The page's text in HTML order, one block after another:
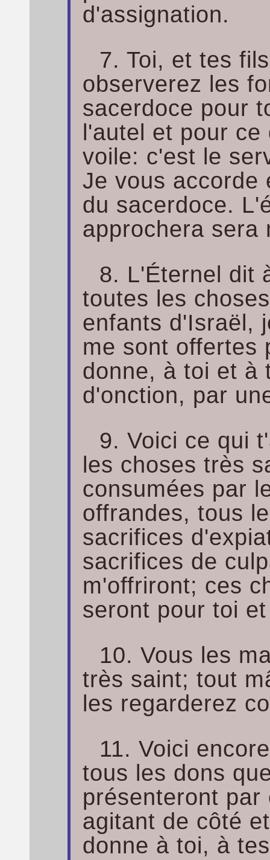
d'assignation.
7. Toi, et tes
observerez les
sacerdoce pour
l'autel et pour
voile: c'est le
Je vous accorde
du sacerdoce.
approchera sera
8. L'Éternel dit
toutes les
enfants d'Israël,
me sont offertes
donne, à toi et à
d'onction, par
9. Voici ce qui
les choses très
consumées par
offrandes, tous
sacrifices
sacrifices de
m'offriront; ces
seront pour toi
10. Vous les
très saint; tout
les regarderez
11. Voici
tous les dons
présenteront
agitant de côté
donne à toi, à